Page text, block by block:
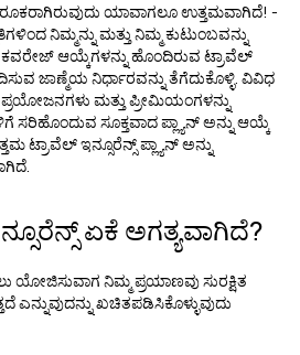
ಯಾವಾಗಲೂ ಉತ್ತಮವಾಗಿದೆ! -
ನಿಮ್ಮನ್ನು ಮತ್ತು ನಿಮ್ಮ ಕುಟುಂಬವನ್ನು
ಕವರೇಜ್ ಆಯ್ಕೆಗಳನ್ನು ಹೊಂದಿರುವ ಟ್ರಾವೆಲ್
ಜಾಣ್ಮೆಯ ನಿರ್ಧಾರವನ್ನು ತೆಗೆದುಕೊಳ್ಳಿ. ವಿವಿಧ
ಪ್ರಯೋಜನಗಳು ಮತ್ತು ಪ್ರೀಮಿಯಂಗಳನ್ನು
ಸೂಕ್ತವಾದ ಪ್ಲ್ಯಾನ್ ಅನ್ನು ಆಯ್ಕೆ
ಟ್ರಾವೆಲ್ ಇನ್ಸೂರೆನ್ಸ್ ಪ್ಲ್ಯಾನ್‌ ಅನ್ನು
ಏಕೆ ಅಗತ್ಯವಾಗಿದೆ?
ಯೋಜಿಸುವಾಗ ನಿಮ್ಮ ಪ್ರಯಾಣವು ಸುರಕ್ಷಿತ
ಎನ್ನುವುದನ್ನು ಖಚಿತಪಡಿಸಿಕೊಳ್ಳುವುದು